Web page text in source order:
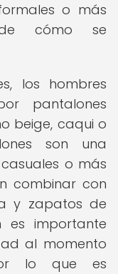
o más
de cómo se
los hombres
pantalones
beige, caqui o
son una
o más
combinar con
y zapatos de
es importante
al momento
lo que es